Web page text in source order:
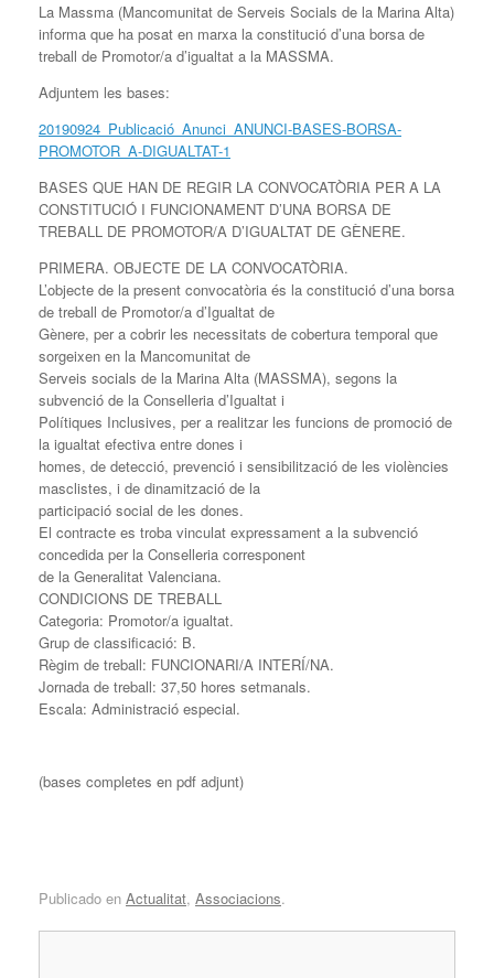
La Massma (Mancomunitat de Serveis Socials de la Marina Alta)
informa que ha posat en marxa la constitució d’una borsa de
treball de Promotor/a d’igualtat a la MASSMA.
Adjuntem les bases:
20190924_Publicació_Anunci_ANUNCI-BASES-BORSA-
PROMOTOR_A-DIGUALTAT-1
BASES QUE HAN DE REGIR LA CONVOCATÒRIA PER A LA
CONSTITUCIÓ I FUNCIONAMENT D’UNA BORSA DE
TREBALL DE PROMOTOR/A D’IGUALTAT DE GÈNERE.
PRIMERA. OBJECTE DE LA CONVOCATÒRIA.
L’objecte de la present convocatòria és la constitució d’una borsa
de treball de Promotor/a d’Igualtat de
Gènere, per a cobrir les necessitats de cobertura temporal que
sorgeixen en la Mancomunitat de
Serveis socials de la Marina Alta (MASSMA), segons la
subvenció de la Conselleria d’Igualtat i
Polítiques Inclusives, per a realitzar les funcions de promoció de
la igualtat efectiva entre dones i
homes, de detecció, prevenció i sensibilització de les violències
masclistes, i de dinamització de la
participació social de les dones.
El contracte es troba vinculat expressament a la subvenció
concedida per la Conselleria corresponent
de la Generalitat Valenciana.
CONDICIONS DE TREBALL
Categoria: Promotor/a igualtat.
Grup de classificació: B.
Règim de treball: FUNCIONARI/A INTERÍ/NA.
Jornada de treball: 37,50 hores setmanals.
Escala: Administració especial.
(bases completes en pdf adjunt)
Publicado en Actualitat, Associacions.